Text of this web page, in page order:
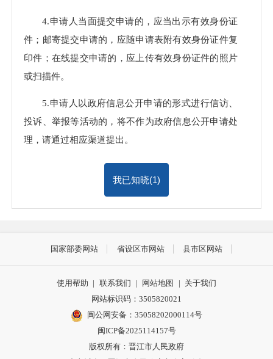
4.申请人当面提交申请的，应当出示有效身份证
件；邮寄提交申请的，应随申请表附有效身份证件复
印件；在线提交申请的，应上传有效身份证件的照片
或扫描件。
5.申请人以政府信息公开申请的形式进行信访、
投诉、举报等活动的，将不作为政府信息公开申请处
理，请通过相应渠道提出。
我已知晓(1)
国家部委网站 省设区市网站 县市区网站
使用帮助 | 联系我们 | 网站地图 | 关于我们
网站标识码：3505820021
闽公网安备：35058202000114号
闽ICP备2025114157号
版权所有：晋江市人民政府